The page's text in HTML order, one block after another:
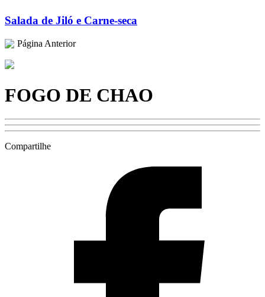
Salada de Jiló e Carne-seca
Página Anterior
FOGO DE CHAO
Compartilhe